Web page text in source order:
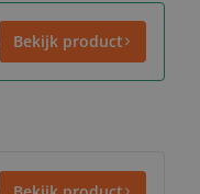
Bekijk product